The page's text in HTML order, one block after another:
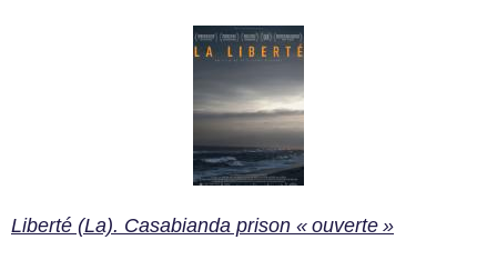
Liberté (La). Casabianda prison « ouverte »